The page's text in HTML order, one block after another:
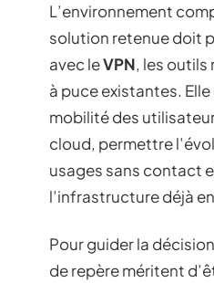
L’environnement
solution retenue doit
avec leVPN, les outils
à puce existantes.
mobilité des
cloud, permettre
usages sans contact
l’infrastructure déjà
Pour guider la
de repère méritent